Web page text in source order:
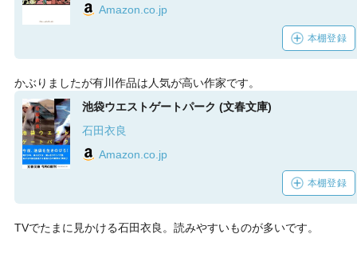
Amazon.co.jp
本棚登録
かぶりましたが有川作品は人気が高い作家です。
池袋ウエストゲートパーク (文春文庫)
石田衣良
Amazon.co.jp
本棚登録
TVでたまに見かける石田衣良。読みやすいものが多いです。